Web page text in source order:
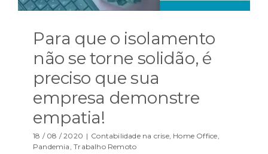
Para que o isolamento
não se torne solidão, é
preciso que sua
empresa demonstre
empatia!
18 / 08 / 2020 | Contabilidade na crise, Home Office,
Pandemia,Trabalho Remoto